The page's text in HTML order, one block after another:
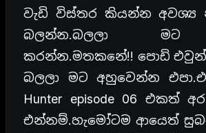
වැඩි විස්තර කියන්න අවශ්‍ය
බලන්න.බලලා මට
කරන්න.මතකනේ!! පොඩි
බලලා මට අහුවෙන්න
Hunter episode 06 එකත්
එන්නම්.හැමෝටම ආයෙත්